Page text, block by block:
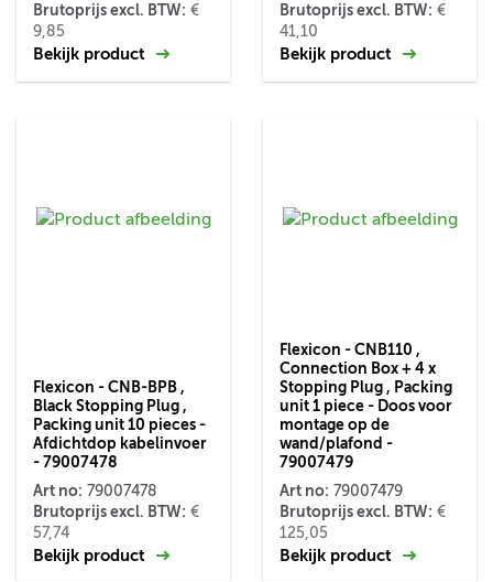
Brutoprijs excl. BTW: €
9,85
Bekijk product
Brutoprijs excl. BTW: €
41,10
Bekijk product
Flexicon - CNB-BPB ,
Black Stopping Plug ,
Packing unit 10 pieces -
Afdichtdop kabelinvoer
- 79007478
Art no: 79007478
Brutoprijs excl. BTW: €
57,74
Bekijk product
Flexicon - CNB110 ,
Connection Box + 4 x
Stopping Plug , Packing
unit 1 piece - Doos voor
montage op de
wand/plafond -
79007479
Art no: 79007479
Brutoprijs excl. BTW: €
125,05
Bekijk product